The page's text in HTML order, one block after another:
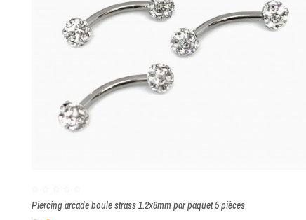
Piercing arcade boule strass 1.2x8mm par paquet 5 pièces